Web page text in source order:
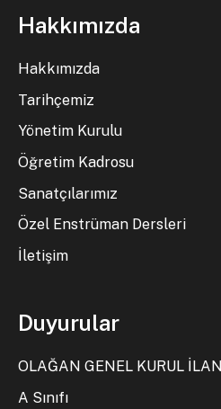
Hakkımızda
Hakkımızda
Tarihçemiz
Yönetim Kurulu
Öğretim Kadrosu
Sanatçılarımız
Özel Enstrüman Dersleri
İletişim
Duyurular
OLAĞAN GENEL KURUL İLANI
A Sınıfı